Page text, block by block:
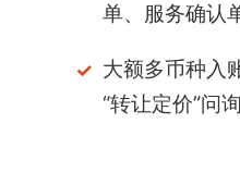
单、服务确认
大额多币种入
“转让定价”问询